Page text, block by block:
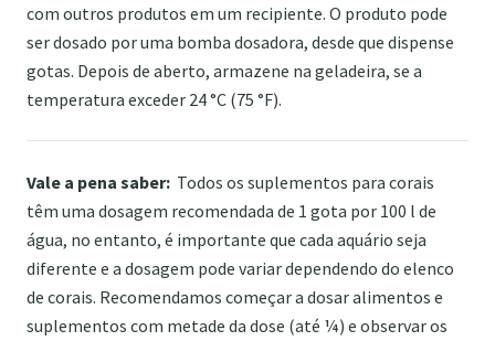
com outros produtos em um recipiente. O produto pode
ser dosado por uma bomba dosadora, desde que dispense
gotas. Depois de aberto, armazene na geladeira, se a
temperatura exceder 24 °C (75 °F).
Vale a pena saber: Todos os suplementos para corais
têm uma dosagem recomendada de 1 gota por 100 l de
água, no entanto, é importante que cada aquário seja
diferente e a dosagem pode variar dependendo do elenco
de corais. Recomendamos começar a dosar alimentos e
suplementos com metade da dose (até ¼) e observar os